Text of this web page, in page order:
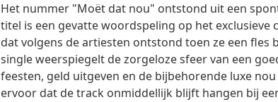
Het nummer "Moët dat nou" ontstond uit een
titel is een gevatte woordspeling op het exclusieve
dat volgens de artiesten ontstond toen ze een fles
single weerspiegelt de zorgeloze sfeer van een
feesten, geld uitgeven en de bijbehorende luxe
ervoor dat de track onmiddellijk blijft hangen bij